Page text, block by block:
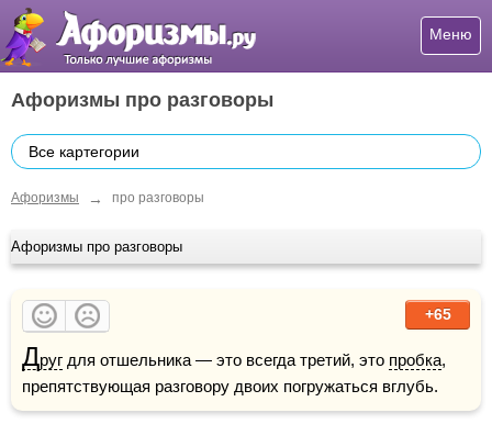
Меню
Афоризмы про разговоры
Все картегории
Афоризмы → про разговоры
Афоризмы про разговоры
+65
Друг для отшельника — это всегда третий, это пробка,
препятствующая разговору двоих погружаться вглубь.